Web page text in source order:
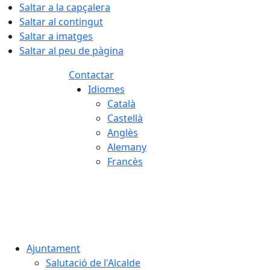
Saltar a la capçalera
Saltar al contingut
Saltar a imatges
Saltar al peu de pàgina
Contactar
Idiomes
Català
Castellà
Anglès
Alemany
Francès
Ajuntament
Salutació de l'Alcalde